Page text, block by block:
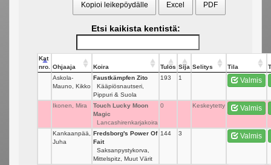
Kopioi leikepöydälle Excel PDF
Etsi kaikista kentistä:
Kat
nro.
Ohjaaja Koira Tulos Sija Selitys Tila
Askola-
Mauno, Kikko
Faustkämpfen Zito
Kääpiösnautseri,
Pippuri & Suola
193 1 Valmis
Ikonen, Mira
Touch Lucky Moon
Magic
Lancashirenkarjakoira
0 Keskeytetty Valmis
Kankaanpää,
Juha
Fredsborg's Power Of
Fait
Saksanpystykorva,
Mittelspitz, Muut Värit
144 3 Valmis